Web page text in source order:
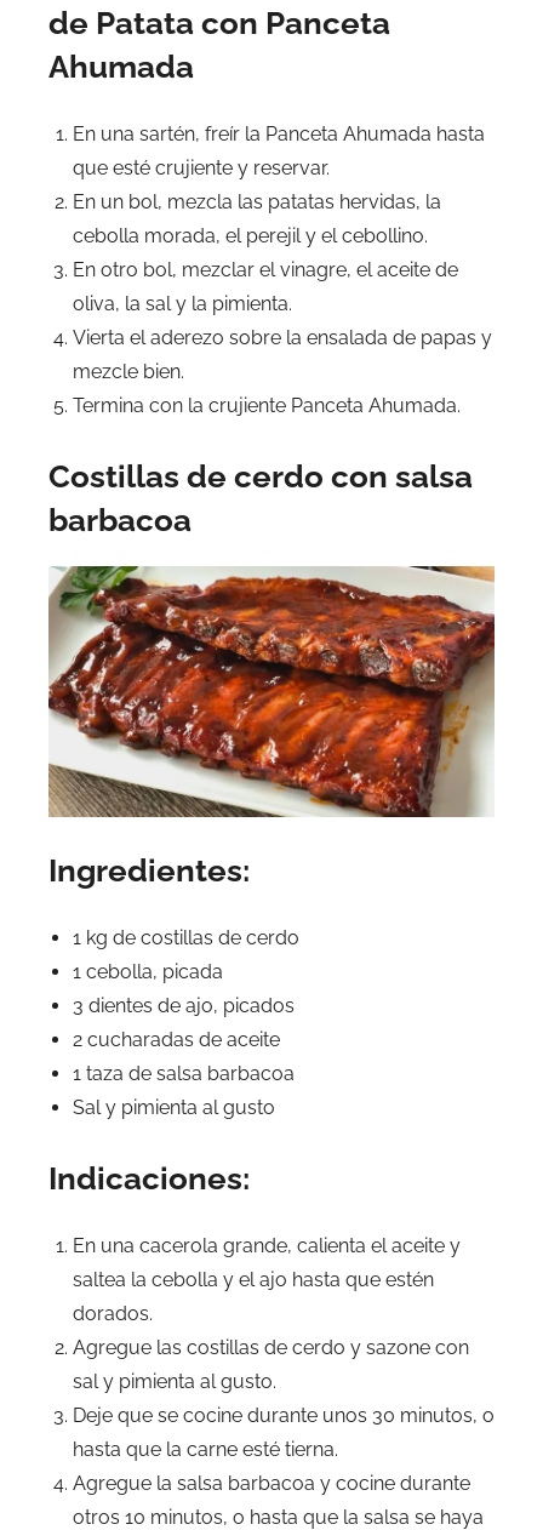
de Patata con Panceta
Ahumada
En una sartén, freír la Panceta Ahumada hasta
que esté crujiente y reservar.
En un bol, mezcla las patatas hervidas, la
cebolla morada, el perejil y el cebollino.
En otro bol, mezclar el vinagre, el aceite de
oliva, la sal y la pimienta.
Vierta el aderezo sobre la ensalada de papas y
mezcle bien.
Termina con la crujiente Panceta Ahumada.
Costillas de cerdo con salsa
barbacoa
Ingredientes:
1 kg de costillas de cerdo
1 cebolla, picada
3 dientes de ajo, picados
2 cucharadas de aceite
1 taza de salsa barbacoa
Sal y pimienta al gusto
Indicaciones:
En una cacerola grande, calienta el aceite y
saltea la cebolla y el ajo hasta que estén
dorados.
Agregue las costillas de cerdo y sazone con
sal y pimienta al gusto.
Deje que se cocine durante unos 30 minutos, o
hasta que la carne esté tierna.
Agregue la salsa barbacoa y cocine durante
otros 10 minutos, o hasta que la salsa se haya